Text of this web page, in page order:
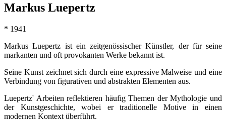
Markus Luepertz
* 1941
Markus Luepertz ist ein zeitgenössischer Künstler, der für seine
markanten und oft provokanten Werke bekannt ist.
Seine Kunst zeichnet sich durch eine expressive Malweise und eine
Verbindung von figurativen und abstrakten Elementen aus.
Luepertz' Arbeiten reflektieren häufig Themen der Mythologie und
der Kunstgeschichte, wobei er traditionelle Motive in einen
modernen Kontext überführt.